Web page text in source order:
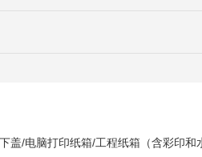
盖/电脑打印纸箱/工程纸箱（含彩印和